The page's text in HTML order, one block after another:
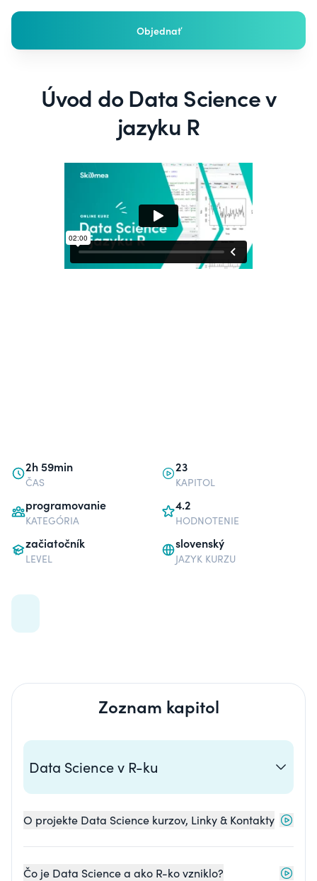
Objednať
Úvod do Data Science v
jazyku R
2h 59min
ČAS
23
KAPITOL
programovanie
KATEGÓRIA
4.2
HODNOTENIE
začiatočník
LEVEL
slovenský
JAZYK KURZU
Zoznam kapitol
Data Science v R-ku
O projekte Data Science kurzov, Linky & Kontakty
Čo je Data Science a ako R-ko vzniklo?